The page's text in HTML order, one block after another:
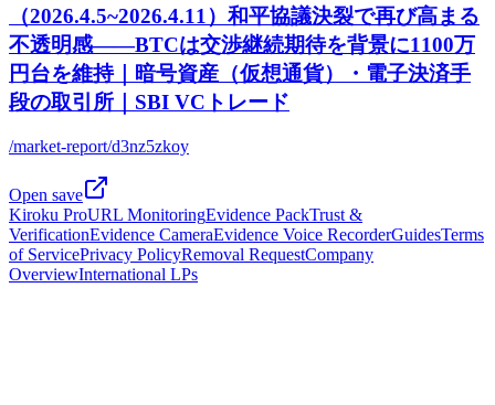
（2026.4.5~2026.4.11）和平協議決裂で再び高まる
不透明感――BTCは交渉継続期待を背景に1100万
円台を維持｜暗号資産（仮想通貨）・電子決済手
段の取引所｜SBI VCトレード
/market-report/d3nz5zkoy
Open save
Kiroku ProURL MonitoringEvidence PackTrust &
VerificationEvidence CameraEvidence Voice RecorderGuidesTerms
of ServicePrivacy PolicyRemoval RequestCompany
OverviewInternational LPs